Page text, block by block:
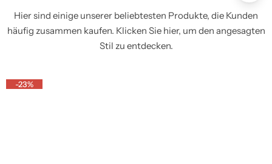
Hier sind einige unserer beliebtesten Produkte, die Kunden
häufig zusammen kaufen. Klicken Sie hier, um den angesagten
Stil zu entdecken.
-23%